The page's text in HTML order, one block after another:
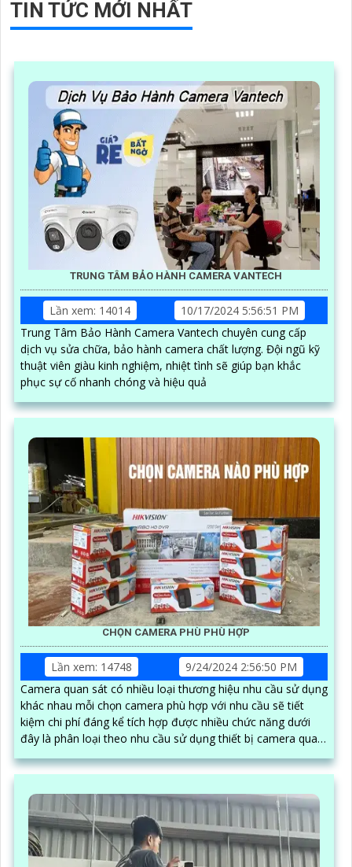
TIN TỨC MỚI NHẤT
TRUNG TÂM BẢO HÀNH CAMERA VANTECH
Lần xem: 14014
10/17/2024 5:56:51 PM
Trung Tâm Bảo Hành Camera Vantech chuyên cung cấp
dịch vụ sửa chữa, bảo hành camera chất lượng. Đội ngũ kỹ
thuật viên giàu kinh nghiệm, nhiệt tình sẽ giúp bạn khắc
phục sự cố nhanh chóng và hiệu quả
CHỌN CAMERA PHÙ PHÙ HỢP
Lần xem: 14748
9/24/2024 2:56:50 PM
Camera quan sát có nhiều loại thương hiệu nhu cầu sử dụng
khác nhau mỗi chọn camera phù hợp với nhu cầu sẽ tiết
kiệm chi phí đáng kể tích hợp được nhiều chức năng dưới
đây là phân loại theo nhu cầu sử dụng thiết bị camera quan
sát